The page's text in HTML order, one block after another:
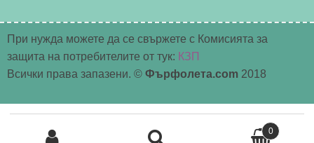
0
При нужда можете да се свържете с Комисията за
защита на потребителите от тук: КЗП
Всички права запазени. © Фърфолета.com 2018